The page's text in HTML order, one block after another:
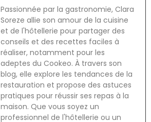
Passionnée par la gastronomie, Clara
Soreze allie son amour de la cuisine
et de l'hôtellerie pour partager des
conseils et des recettes faciles à
réaliser, notamment pour les
adeptes du Cookeo. À travers son
blog, elle explore les tendances de la
restauration et propose des astuces
pratiques pour réussir ses repas à la
maison. Que vous soyez un
professionnel de l'hôtellerie ou un